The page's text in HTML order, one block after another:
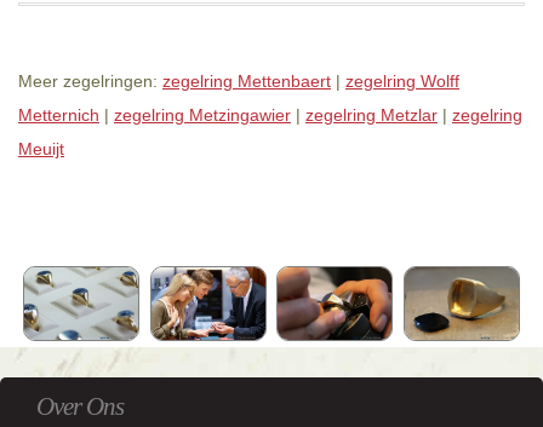
Meer zegelringen: zegelring Mettenbaert | zegelring Wolff
Metternich | zegelring Metzingawier | zegelring Metzlar | zegelring
Meuijt
Over Ons